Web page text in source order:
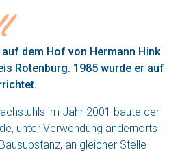
dem Hof von Hermann Hink
Rotenburg. 1985 wurde er auf
im Jahr 2001 baute der
unter Verwendung andernorts
an gleicher Stelle